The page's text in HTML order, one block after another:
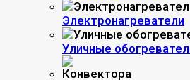
Электронагреватели
Уличные